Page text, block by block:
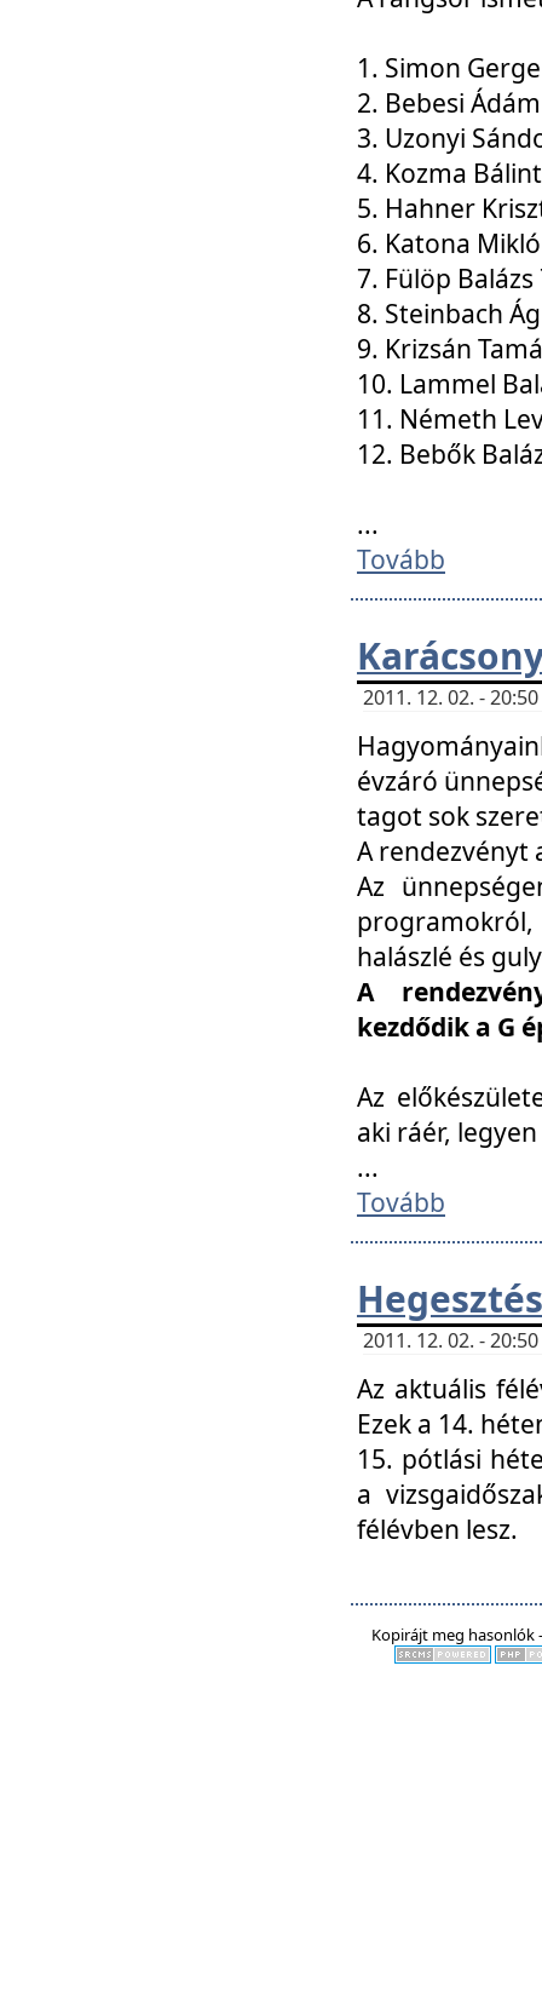
1. Simon
2. Bebesi
3. Uzonyi
4. Kozma
5. Hahner
6. Katona
7. Fülöp
8. Steinbach
9. Krizsán
10. Lammel
11. Németh
12. Bebők
...
Tovább
2011. 12. 02. -
évzáró
tagot sok
A rendezvényt
Az
halászlé és
A
kezdődik a G
Az
aki ráér,
...
Tovább
2011. 12. 02. -
Az aktuális
Ezek a 14.
15. pótlási
a
félévben lesz.
Kopirájt meg hasonlók